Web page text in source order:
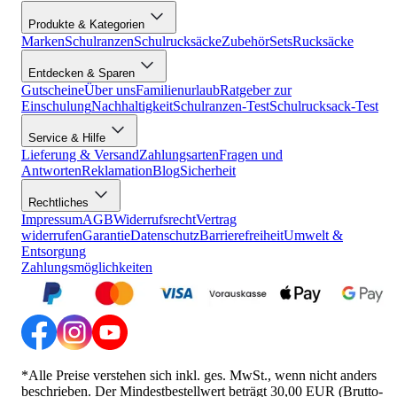
Produkte & Kategorien
MarkenSchulranzenSchulrucksäckeZubehörSetsRucksäcke
Entdecken & Sparen
GutscheineÜber unsFamilienurlaubRatgeber zur
EinschulungNachhaltigkeitSchulranzen-TestSchulrucksack-Test
Service & Hilfe
Lieferung & VersandZahlungsartenFragen und
AntwortenReklamationBlogSicherheit
Rechtliches
ImpressumAGBWiderrufsrechtVertrag
widerrufenGarantieDatenschutzBarrierefreiheitUmwelt &
Entsorgung
Zahlungsmöglichkeiten
*Alle Preise verstehen sich inkl. ges. MwSt., wenn nicht anders
beschrieben. Der Mindestbestellwert beträgt 30,00 EUR (Brutto-